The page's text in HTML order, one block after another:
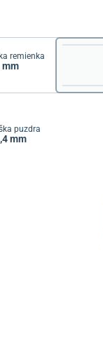
remienka
mm
puzdra
mm